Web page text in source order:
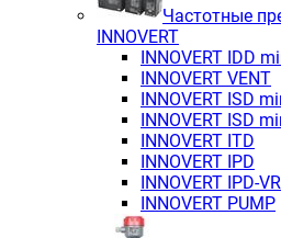
Частотные
INNOVERT
INNOVERT IDD
INNOVERT VENT
INNOVERT ISD
INNOVERT ISD
INNOVERT ITD
INNOVERT IРD
INNOVERT IРD-VR
INNOVERT PUMP